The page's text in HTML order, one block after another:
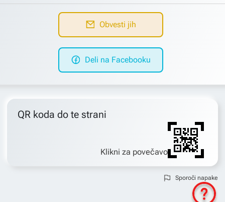
Obvesti jih
Deli na Facebooku
QR koda do te strani
Klikni za povečavo
Sporoči napake